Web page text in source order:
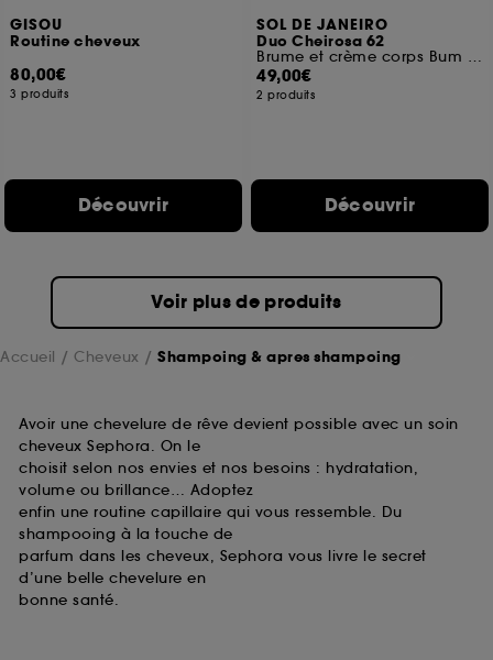
GISOU
Routine cheveux
80,00€
3 produits
Découvrir
SOL DE JANEIRO
Duo Cheirosa 62
Brume et crème corps Bum Bum
49,00€
2 produits
Découvrir
Voir plus de produits
Accueil Cheveux Shampoing & apres shampoing
Avoir une chevelure de rêve devient possible avec un soin
cheveux Sephora. On le
choisit selon nos envies et nos besoins : hydratation,
volume ou brillance… Adoptez
enfin une routine capillaire qui vous ressemble. Du
shampooing à la touche de
parfum dans les cheveux, Sephora vous livre le secret
d’une belle chevelure en
bonne santé.